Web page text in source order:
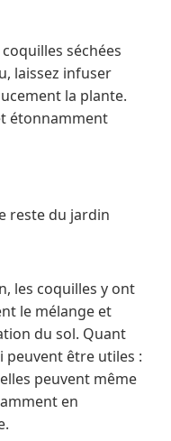
séchées
laissez infuser
la plante.
étonnamment
reste du jardin
les coquilles y ont
le mélange et
du sol. Quant
peuvent être utiles :
peuvent même
en